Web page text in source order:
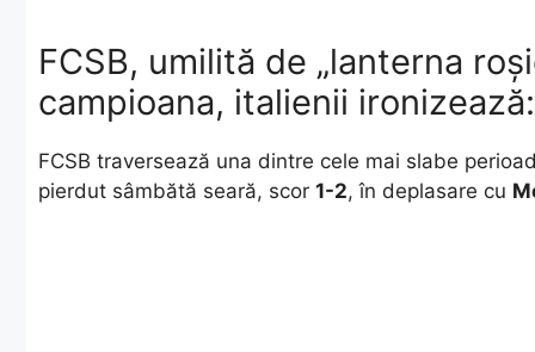
FCSB, umilită de „lanterna
campioana, italienii ironizează:
FCSB traversează una dintre cele mai slabe
pierdut sâmbătă seară, scor 1-2, în deplasare cu